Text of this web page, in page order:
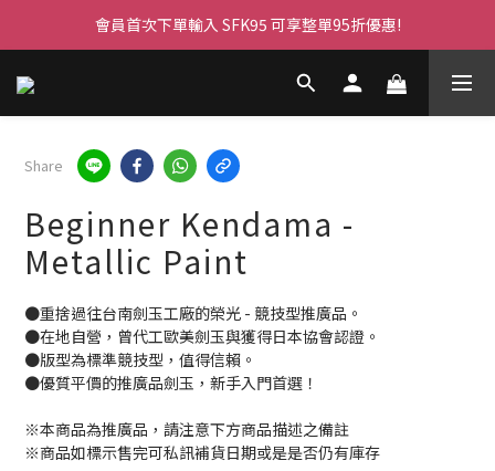
會員首次下單輸入 SFK95 可享整單95折優惠!
Share
Beginner Kendama -
Metallic Paint
●重捨過往台南劍玉工廠的榮光 - 競技型推廣品。
●在地自營，曾代工歐美劍玉與獲得日本協會認證。
●版型為標準競技型，值得信賴。
●優質平價的推廣品劍玉，新手入門首選！
※本商品為推廣品，請注意下方商品描述之備註
※商品如標示售完可私訊補貨日期或是是否仍有庫存